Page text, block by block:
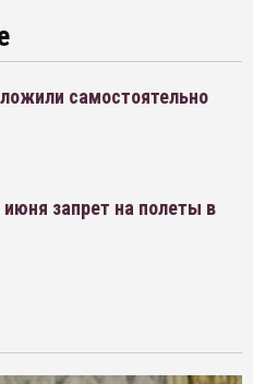
самостоятельно
запрет на полеты в